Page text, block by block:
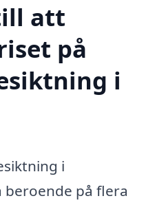
att
på
i
i
beroende på flera